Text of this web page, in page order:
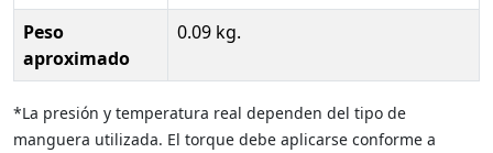
Peso
aproximado
0.09 kg.
*La presión y temperatura real dependen del tipo de
manguera utilizada. El torque debe aplicarse conforme a